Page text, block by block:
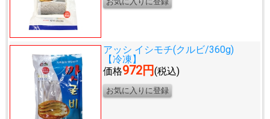
アッシ イシモチ(クルビ/360g)
【冷凍】
価格972円(税込)